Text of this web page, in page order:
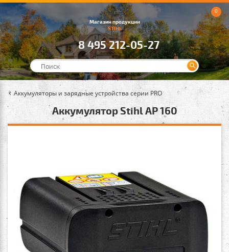
Магазин продукции
STIHL
8 495 212-05-27
0
Аккумуляторы и зарядные устройства серии PRO
Аккумулятор Stihl AP 160